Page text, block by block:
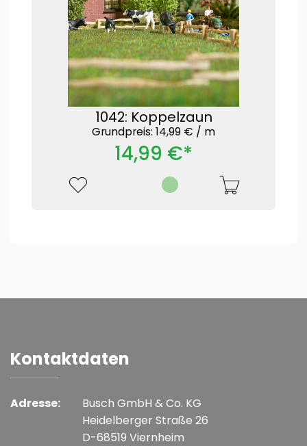
1042: Koppelzaun
Grundpreis: 14,99 € / m
14,99 €*
Kontaktdaten
Adresse:
Busch GmbH & Co. KG
Heidelberger Straße 26
D-68519 Viernheim